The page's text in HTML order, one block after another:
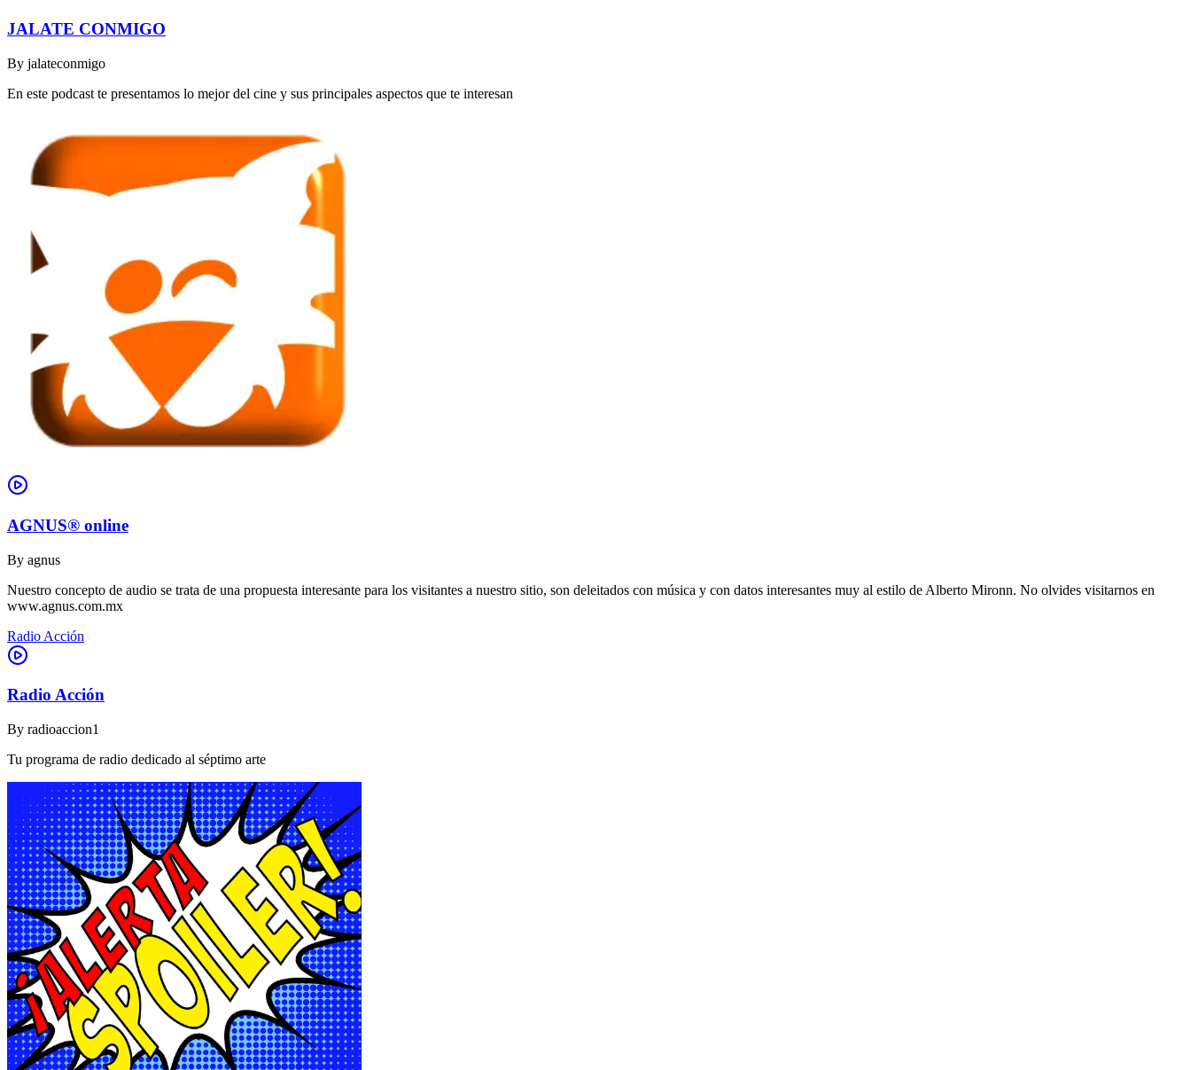
JALATE CONMIGO
By jalateconmigo
En este podcast te presentamos lo mejor del cine y sus principales aspectos que te interesan
AGNUS® online
By agnus
Nuestro concepto de audio se trata de una propuesta interesante para los visitantes a nuestro sitio, son deleitados con música y con datos interesantes muy al estilo de Alberto Mironn. No olvides visitarnos en
www.agnus.com.mx
Radio Acción
Radio Acción
By radioaccion1
Tu programa de radio dedicado al séptimo arte